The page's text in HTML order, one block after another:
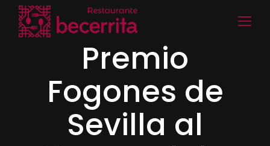
Premio
Fogones de
Sevilla al